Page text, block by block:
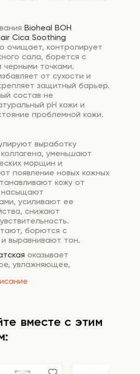
Bioheal BOH
Cica Soothing
очищает, контролирует
сала, борется с
черными точками.
от сухости и
защитный барьер.
состав не
pH кожи и
проблемной кожи.
выработку
уменьшают
морщин и
появление новых кожных
кожу от
насыщают
усиливают ее
снижают
борются с
выравнивают тон.
ая оказывает
увлажняющее,
действие.
влаги. Снижает
кожи, оказывает
действие и
вместе с этим